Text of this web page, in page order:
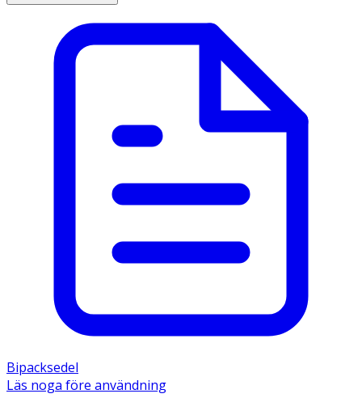
Bipacksedel
Läs noga före användning